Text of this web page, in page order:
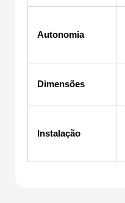
Autonomia
Dimensões
Instalação